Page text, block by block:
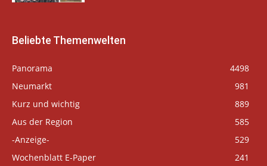
Beliebte Themenwelten
Panorama
4498
Neumarkt
981
Kurz und wichtig
889
Aus der Region
585
-Anzeige-
529
Wochenblatt E-Paper
241